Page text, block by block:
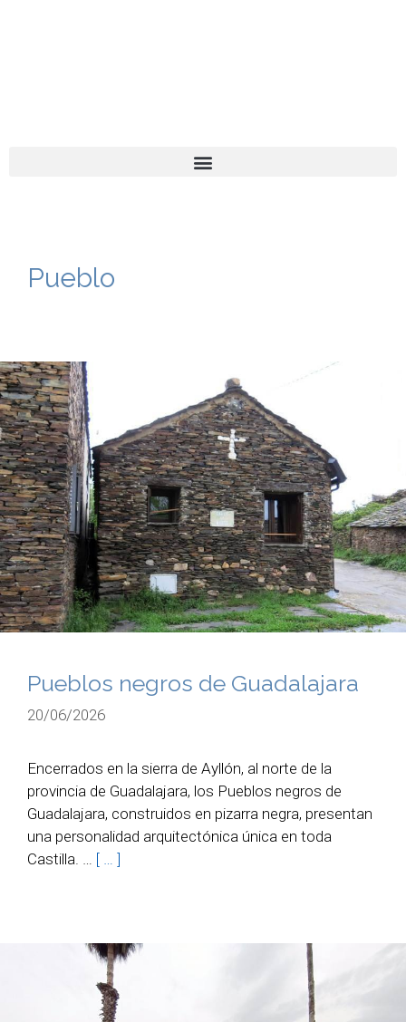
Pueblo
Pueblos negros de Guadalajara
20/06/2026
Encerrados en la sierra de Ayllón, al norte de la
provincia de Guadalajara, los Pueblos negros de
Guadalajara, construidos en pizarra negra, presentan
una personalidad arquitectónica única en toda
Castilla. … [ … ]